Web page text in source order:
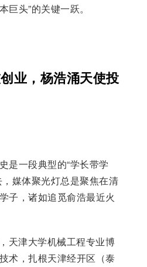
巨头”的关键一跃。
业，杨浩涌天使投
是一段典型的“学长带学
媒体聚光灯总是聚焦在清
子，诸如追觅俞浩最近火
天津大学机械工程专业博
术，扎根天津经开区（泰